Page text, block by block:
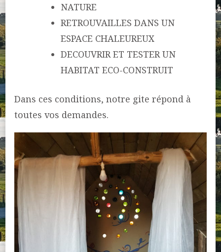
NATURE
RETROUVAILLES DANS UN
ESPACE CHALEUREUX
DECOUVRIR ET TESTER UN
HABITAT ECO-CONSTRUIT
Dans ces conditions, notre gite répond à
toutes vos demandes.